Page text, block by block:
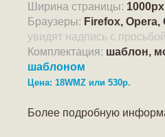
Ширина страницы: 1000px
Браузеры: Firefox,
увидят надпись с
Комплектация: шаблон,
шаблоном
Цена: 18WMZ или 530р.
Более подробную